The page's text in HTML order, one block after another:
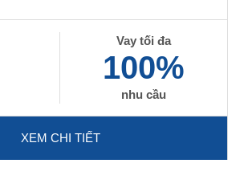
Vay tối đa
100%
nhu cầu
XEM CHI TIẾT